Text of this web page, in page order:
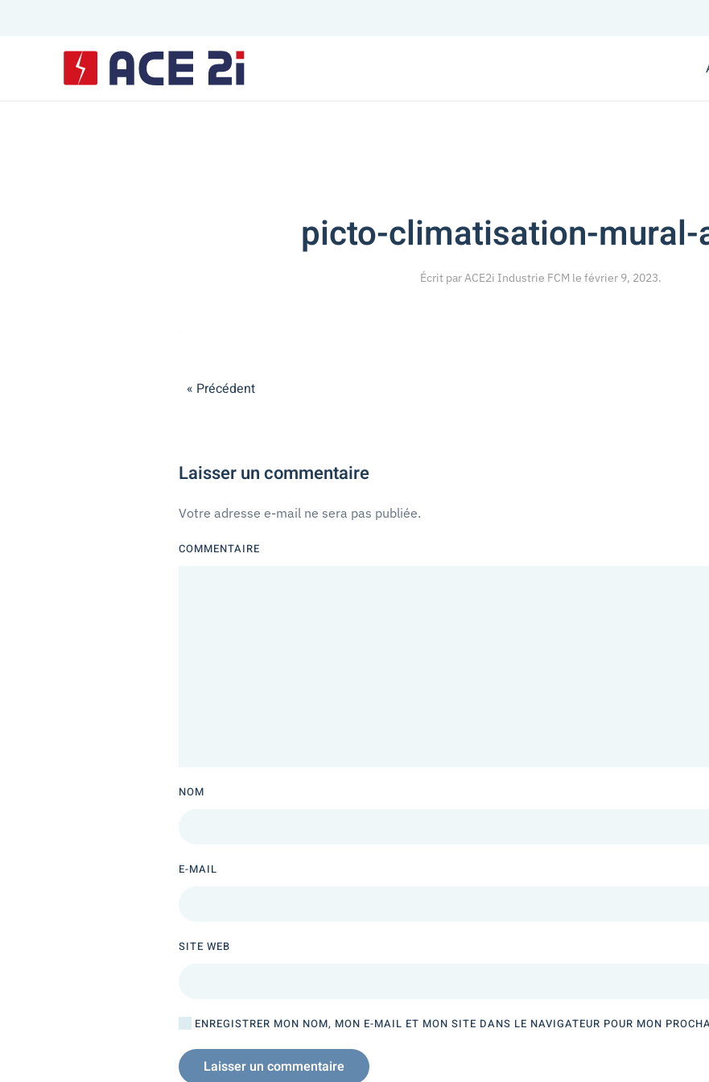
picto-climatisation-mural-
Écrit parACE2i Industrie FCM le février 9, 2023.
« Précédent
Laisser un commentaire
Votre adresse e-mail ne sera pas publiée.
COMMENTAIRE
NOM
E-MAIL
SITE WEB
ENREGISTRER MON NOM, MON E-MAIL ET MON SITE DANS LE NAVIGATEUR POUR MON
Laisser un commentaire